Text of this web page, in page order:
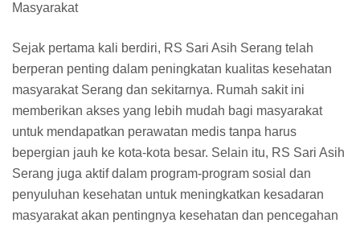
Masyarakat
Sejak pertama kali berdiri, RS Sari Asih Serang telah
berperan penting dalam peningkatan kualitas kesehatan
masyarakat Serang dan sekitarnya. Rumah sakit ini
memberikan akses yang lebih mudah bagi masyarakat
untuk mendapatkan perawatan medis tanpa harus
bepergian jauh ke kota-kota besar. Selain itu, RS Sari Asih
Serang juga aktif dalam program-program sosial dan
penyuluhan kesehatan untuk meningkatkan kesadaran
masyarakat akan pentingnya kesehatan dan pencegahan